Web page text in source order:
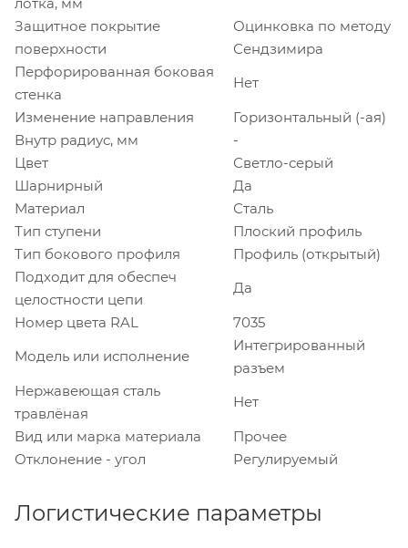
Защитное покрытие
поверхности
Оцинковка по методу
Сендзимира
Перфорированная боковая
стенка
Нет
Изменение направления
Горизонтальный (-ая)
Внутр радиус, мм
-
Цвет
Светло-серый
Шарнирный
Да
Материал
Сталь
Тип ступени
Плоский профиль
Тип бокового профиля
Профиль (открытый)
Подходит для обеспеч
целостности цепи
Да
Номер цвета RAL
7035
Модель или исполнение
Интегрированный
разъем
Нержавеющая сталь
травлёная
Нет
Вид или марка материала
Прочее
Отклонение - угол
Регулируемый
Логистические параметры